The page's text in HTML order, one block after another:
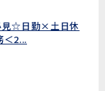
見☆日勤×土日休
＜2...